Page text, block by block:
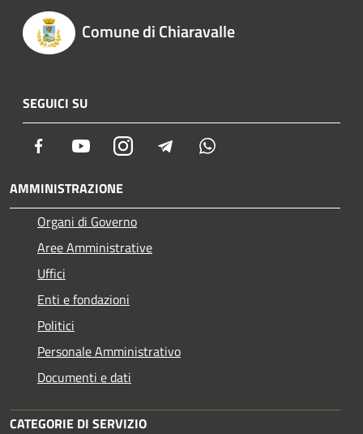
Comune di Chiaravalle
SEGUICI SU
Facebook YoutubeInstagram Telegram
AMMINISTRAZIONE
Organi di Governo
Aree Amministrative
Uffici
Enti e fondazioni
Politici
Personale Amministrativo
Documenti e dati
CATEGORIE DI SERVIZIO